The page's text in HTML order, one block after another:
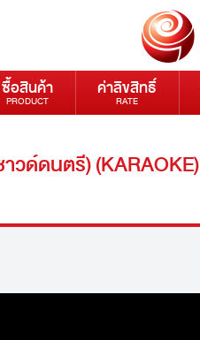
ซื้อสินค้า
PRODUCT
ค่าลิขสิทธิ์
RATE
ด์ดนตรี) (KARAOKE)